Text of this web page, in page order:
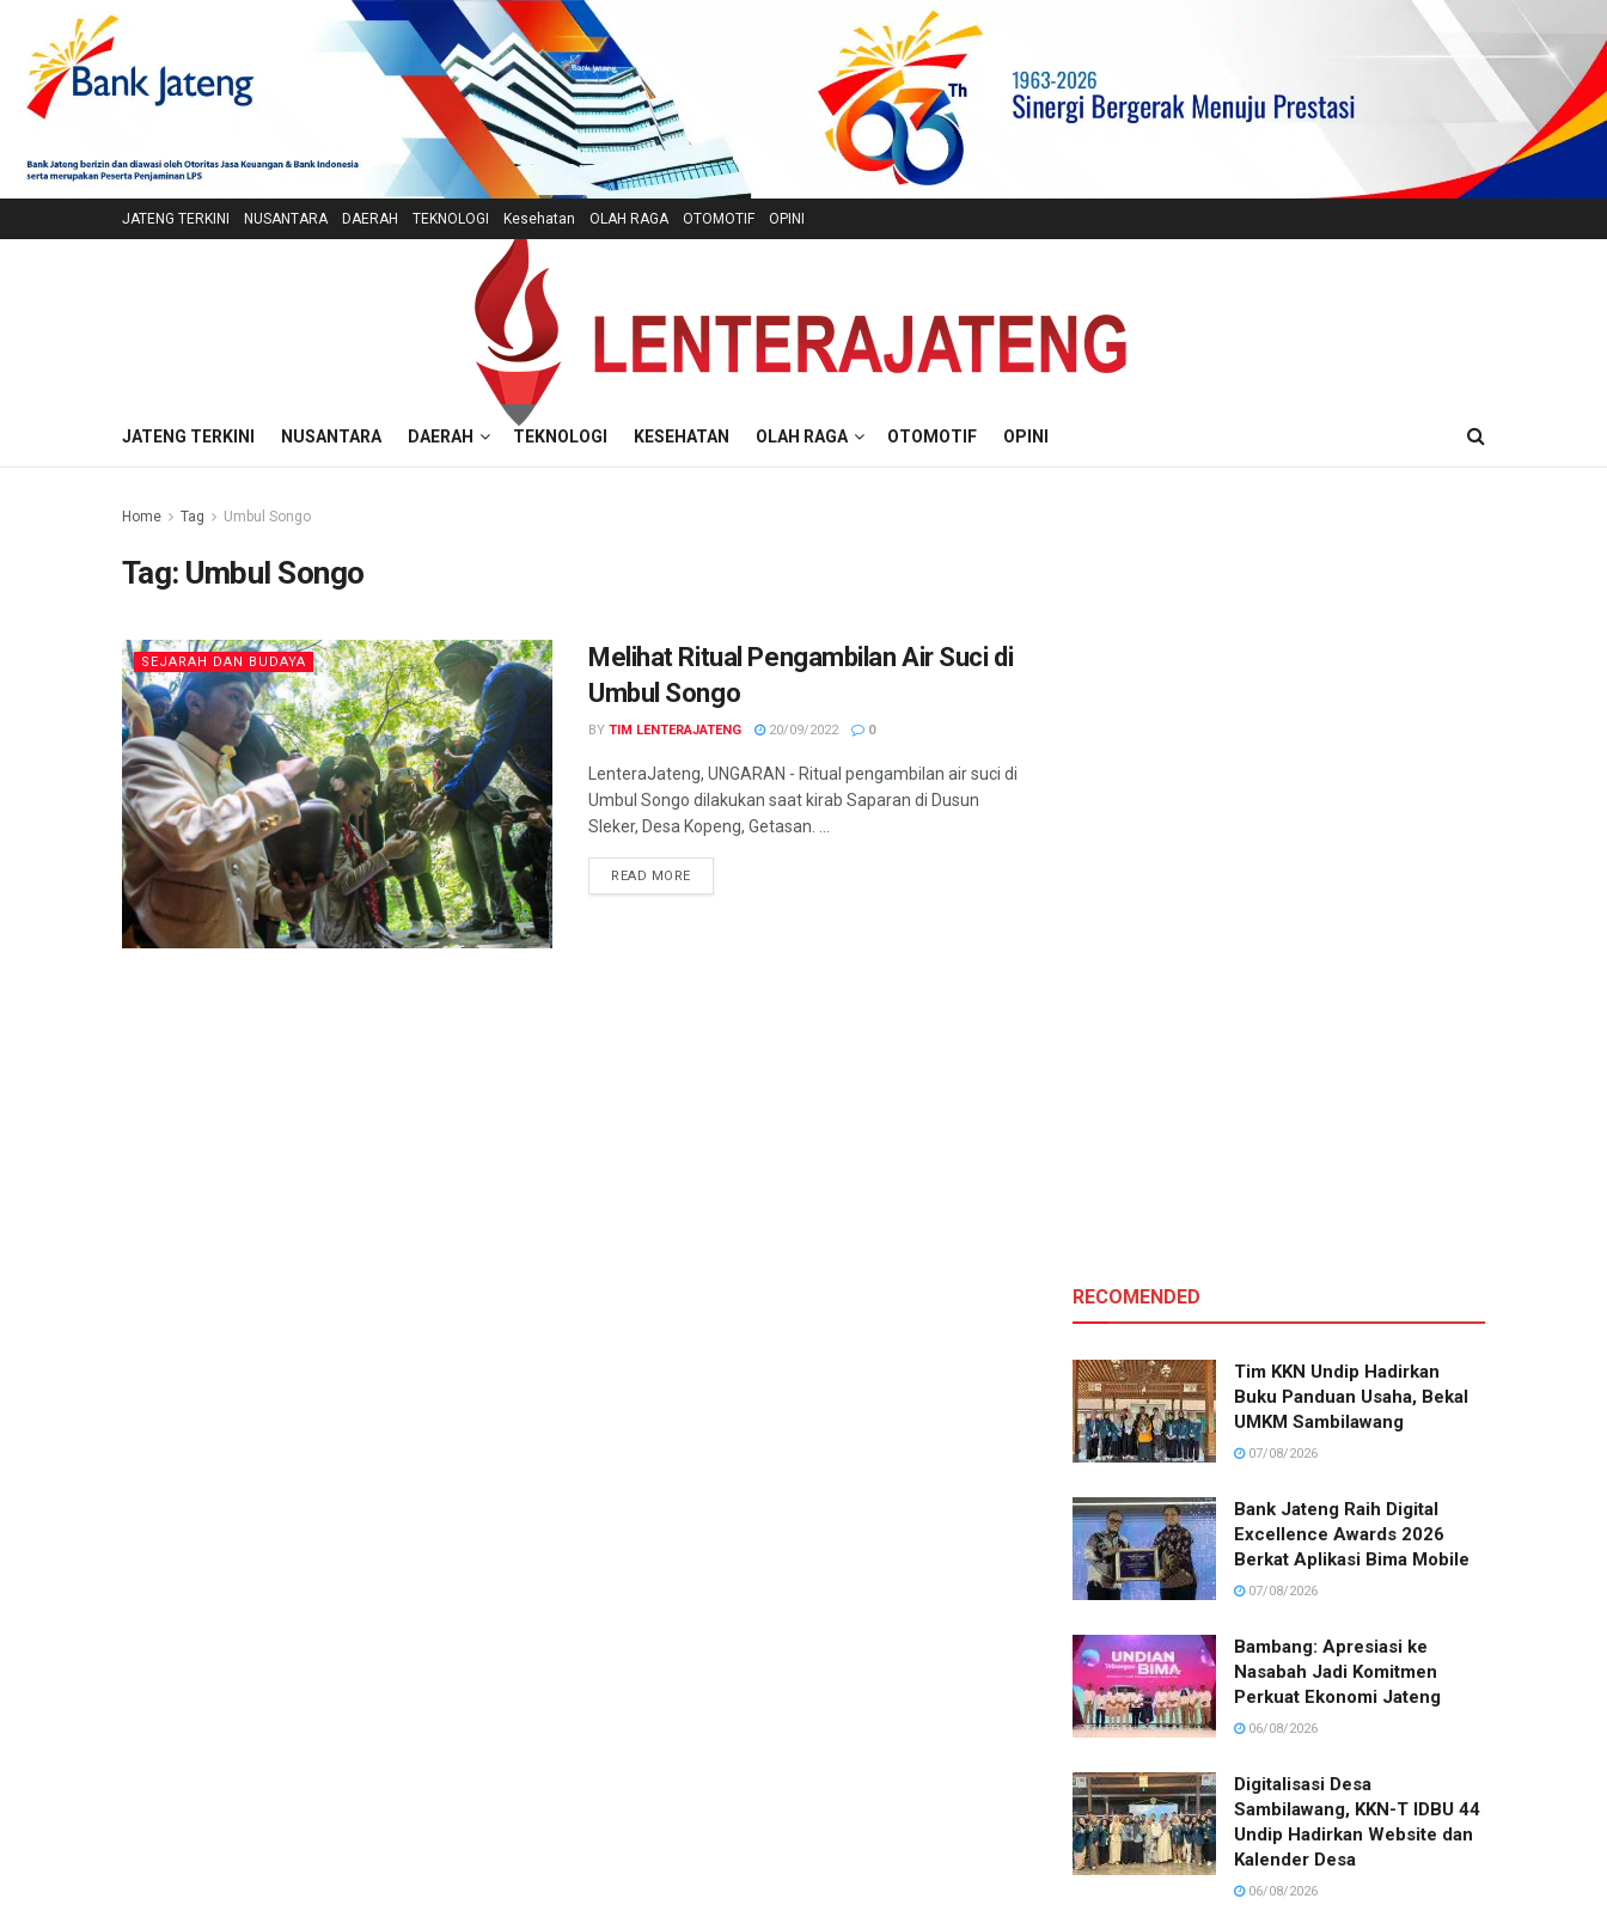
JATENG TERKINI NUSANTARA DAERAH TEKNOLOGI Kesehatan OLAH RAGA OTOMOTIF OPINI
JATENG TERKINI NUSANTARA DAERAH TEKNOLOGI KESEHATAN OLAH RAGA OTOMOTIF OPINI
Home Tag Umbul Songo
Tag: Umbul Songo
SEJARAH DAN BUDAYA
Melihat Ritual Pengambilan Air Suci di
Umbul Songo
BY TIM LENTERAJATENG 20/09/2022 0
LenteraJateng, UNGARAN - Ritual pengambilan air suci di
Umbul Songo dilakukan saat kirab Saparan di Dusun
Sleker, Desa Kopeng, Getasan. ...
READ MOREDETAILS
RECOMENDED
Tim KKN Undip Hadirkan
Buku Panduan Usaha, Bekal
UMKM Sambilawang
07/08/2026
Bank Jateng Raih Digital
Excellence Awards 2026
Berkat Aplikasi Bima Mobile
07/08/2026
Bambang: Apresiasi ke
Nasabah Jadi Komitmen
Perkuat Ekonomi Jateng
06/08/2026
Digitalisasi Desa
Sambilawang, KKN-T IDBU 44
Undip Hadirkan Website dan
Kalender Desa
06/08/2026